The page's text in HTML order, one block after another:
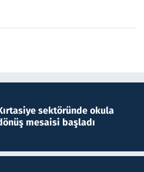
sektöründe okula
mesaisi başladı